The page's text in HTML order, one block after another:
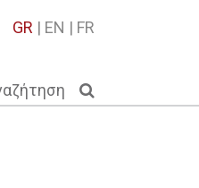
GR | EN | FR